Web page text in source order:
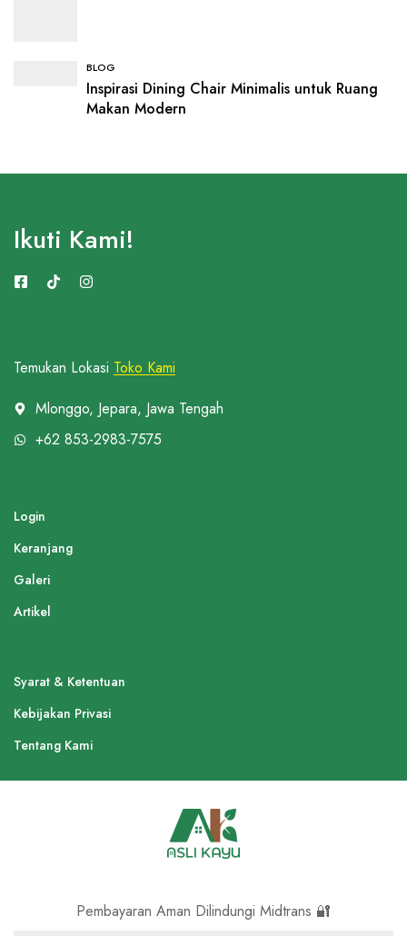
BLOG
Inspirasi Dining Chair Minimalis untuk Ruang
Makan Modern
Temukan Lokasi Toko Kami
Mlonggo, Jepara, Jawa Tengah
+62 853-2983-7575
Login
Keranjang
Galeri
Artikel
Syarat & Ketentuan
Kebijakan Privasi
Tentang Kami
Ikuti Kami!
Pembayaran Aman Dilindungi Midtrans 🔐